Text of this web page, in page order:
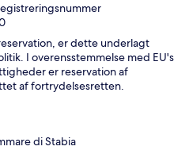
er dette underlagt
I overensstemmelse med EU's
er reservation af
af fortrydelsesretten.
di Stabia